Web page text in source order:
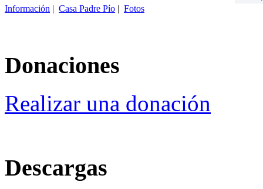
Información Casa Padre Pío Fotos
Donaciones
Realizar una donación
Descargas